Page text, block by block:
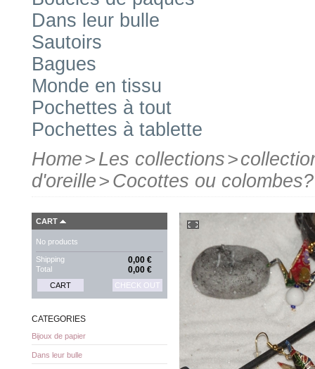
Dans leur bulle
Sautoirs
Bagues
Monde en tissu
Pochettes à tout
Pochettes à tablette
Home> Les collections>
d'oreille> Cocottes ou colombes?
CART
No products
Shipping 0,00 €
Total 0,00 €
CART CHECK OUT
CATEGORIES
Bijoux de papier
Dans leur bulle